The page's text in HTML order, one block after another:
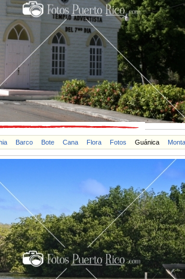
Barco Bote Cana Flora Fotos Guánica